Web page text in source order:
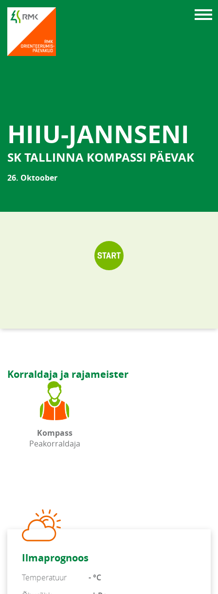
HIIU-JANNSENI
SK TALLINNA KOMPASSI PÄEVAK
26. Oktoober
Korraldaja ja rajameister
Kompass
Peakorraldaja
Ilmaprognoos
Temperatuur
- °C